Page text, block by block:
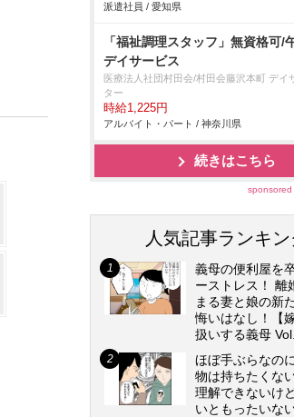
派遣社員 / 愛知県
「福祉調理スタッフ」無資格可/
デイサービス
医療法人社団村田会/村田会藤沢本町 デイ
ター
時給1,225円
アルバイト・パート / 神奈川県
続きはこちら
sponsored
人気記事ランキ
義母の便利屋を
ーストレス！ 離
まる妻と娘の新
悔いはなし！【
扱いする義母
ほぼ手ぶらなの
物は持ちたくな
理解できないけ
いともったいな